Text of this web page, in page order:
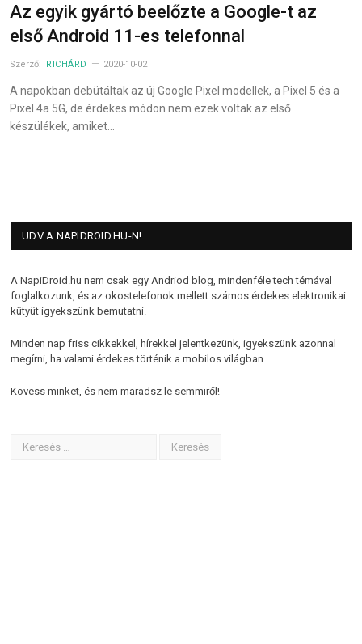
Az egyik gyártó beelőzte a Google-t az
első Android 11-es telefonnal
Szerző: RICHÁRD 2020-10-02
A napokban debütáltak az új Google Pixel modellek, a Pixel 5 és a
Pixel 4a 5G, de érdekes módon nem ezek voltak az első
készülékek, amiket…
ÜDV A NAPIDROID.HU-N!
A NapiDroid.hu nem csak egy Andriod blog, mindenféle tech témával
foglalkozunk, és az okostelefonok mellett számos érdekes elektronikai
kütyüt igyekszünk bemutatni.
Minden nap friss cikkekkel, hírekkel jelentkezünk, igyekszünk azonnal
megírni, ha valami érdekes történik a mobilos világban.
Kövess minket, és nem maradsz le semmiről!